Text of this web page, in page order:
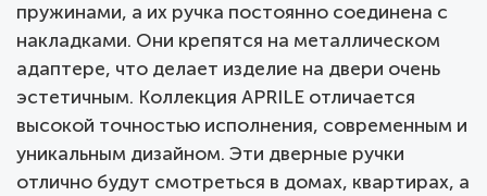
пружинами, а их ручка постоянно соединена с
накладками. Они крепятся на металлическом
адаптере, что делает изделие на двери очень
эстетичным. Коллекция APRILE отличается
высокой точностью исполнения, современным и
уникальным дизайном. Эти дверные ручки
отлично будут смотреться в домах, квартирах, а